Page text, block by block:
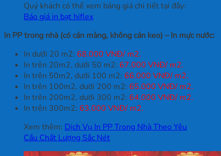
Quý khách có thể xem bảng giá chi tiết tại đây:
Báo giá in bạt hiflex
In PP trong nhà (có cán màng, không cán keo) – In mực nước:
In dưới 20 m2: 68.000 VNĐ/ m2.
In trên 20m2, dưới 50 m2: 67.000 VNĐ/ m2.
In trên 50m2, dưới 100 m2: 66.000 VNĐ/ m2.
In trên 100m2, dưới 200 m2: 65.000 VNĐ/ m2.
In trên 200m2, dưới 300 m2: 64.000 VNĐ/ m2.
In trên 300m2: 63.000 VNĐ/ m2.
Xem thêm: Dịch Vụ In PP Trong Nhà Theo Yêu
Cầu Chất Lượng Sắc Nét